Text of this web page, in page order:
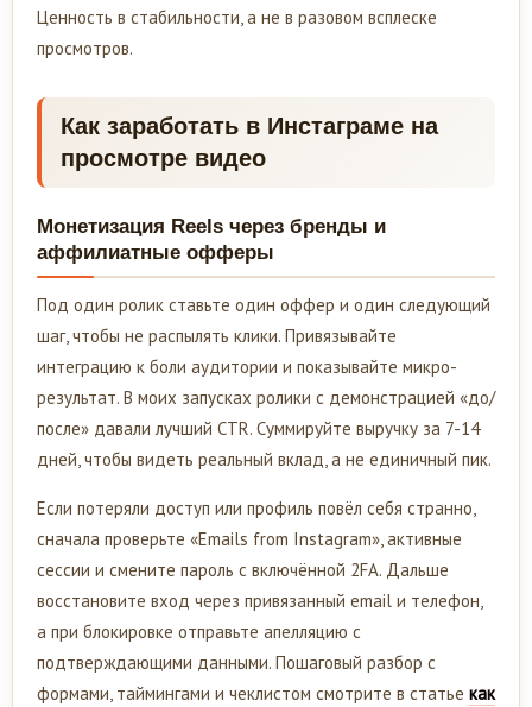
Ценность в стабильности, а не в разовом всплеске
просмотров.
Как заработать в Инстаграме на
просмотре видео
Монетизация Reels через бренды и
аффилиатные офферы
Под один ролик ставьте один оффер и один следующий
шаг, чтобы не распылять клики. Привязывайте
интеграцию к боли аудитории и показывайте микро-
результат. В моих запусках ролики с демонстрацией «до/
после» давали лучший CTR. Суммируйте выручку за 7-14
дней, чтобы видеть реальный вклад, а не единичный пик.
Если потеряли доступ или профиль повёл себя странно,
сначала проверьте «Emails from Instagram», активные
сессии и смените пароль с включённой 2FA. Дальше
восстановите вход через привязанный email и телефон,
а при блокировке отправьте апелляцию с
подтверждающими данными. Пошаговый разбор с
формами, таймингами и чеклистом смотрите в статье как